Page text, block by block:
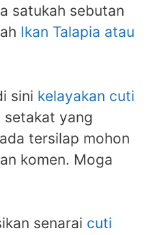
satukah sebutan
Ikan Talapia atau
sini kelayakan cuti
setakat yang
tersilap mohon
komen. Moga
senarai cuti